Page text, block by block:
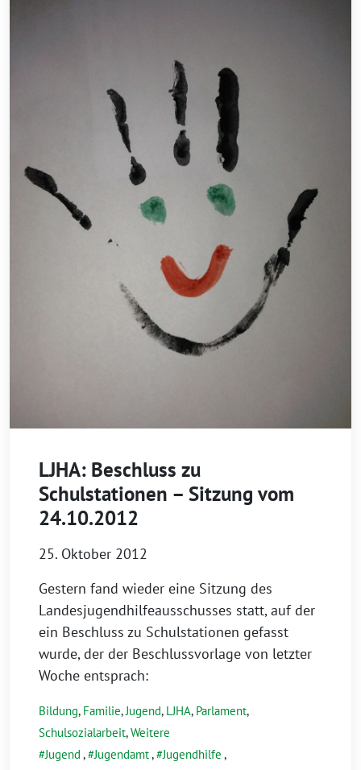
LJHA: Beschluss zu
Schulstationen – Sitzung vom
24.10.2012
25. Oktober 2012
Gestern fand wieder eine Sitzung des
Landesjugendhilfeausschusses statt, auf der
ein Beschluss zu Schulstationen gefasst
wurde, der der Beschlussvorlage von letzter
Woche entsprach:
Bildung, Familie,Jugend, LJHA, Parlament,
Schulsozialarbeit,Weitere
Jugend , Jugendamt, Jugendhilfe ,